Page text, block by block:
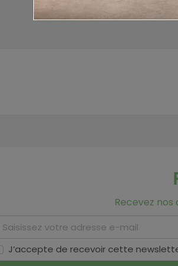
Recevez
J’accepte de recevoir cette